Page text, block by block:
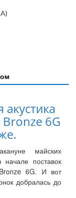
6G
майских
поставок
Bronze 6G. И вот
добралась до